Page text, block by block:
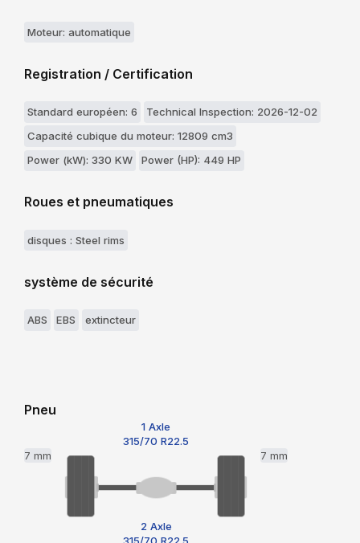
Moteur: automatique
Registration / Certification
Standard européen: 6
Technical Inspection: 2026-12-02
Capacité cubique du moteur: 12809 cm3
Power (kW): 330 KW
Power (HP): 449 HP
Roues et pneumatiques
disques : Steel rims
système de sécurité
ABS EBS extincteur
Pneu
1 Axle
315/70 R22.5
7 mm
7 mm
2 Axle
315/70 R22.5